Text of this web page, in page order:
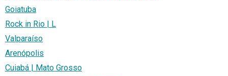
Goiatuba
Rock in Rio | L
Valparaíso
Arenópolis
Cuiabá | Mato Grosso